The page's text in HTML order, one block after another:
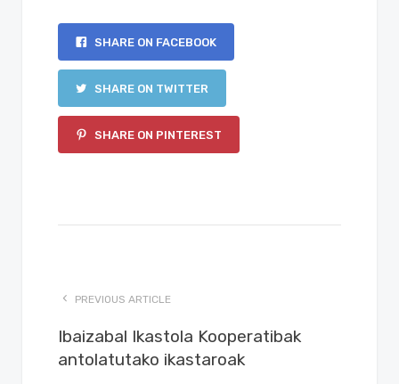
SHARE ON FACEBOOK
SHARE ON TWITTER
SHARE ON PINTEREST
PREVIOUS ARTICLE
Ibaizabal Ikastola Kooperatibak
antolatutako ikastaroak